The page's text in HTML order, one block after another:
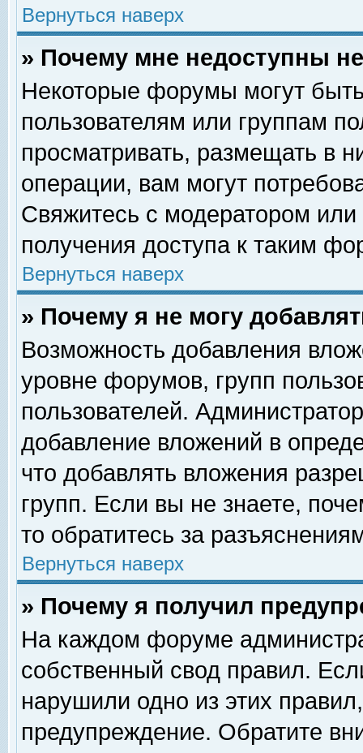
Вернуться наверх
» Почему мне недоступны
Некоторые форумы могут
пользователям или группам
просматривать, размещать в
операции, вам могут
Свяжитесь с модератором
получения доступа к таким
Вернуться наверх
» Почему я не могу
Возможность добавления
уровне форумов, групп
пользователей.
добавление вложений в
что добавлять вложения
групп. Если вы не знаете,
то обратитесь за
Вернуться наверх
» Почему я получил
На каждом форуме
собственный свод правил.
нарушили одно из этих
предупреждение. Обратите